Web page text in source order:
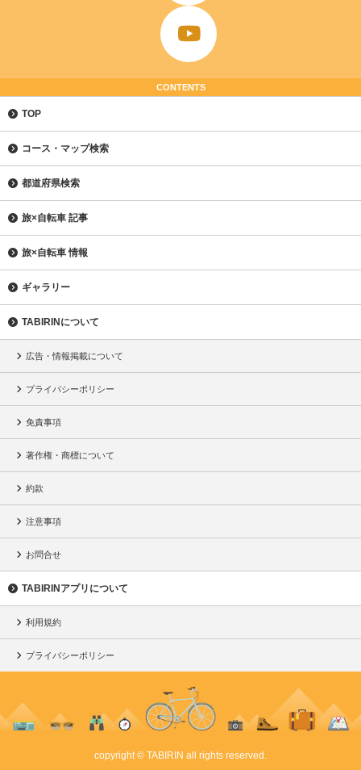
CONTENTS
TOP
コース・マップ検索
都道府県検索
旅×自転車 記事
旅×自転車 情報
ギャラリー
TABIRINについて
広告・情報掲載について
プライバシーポリシー
免責事項
著作権・商標について
約款
注意事項
お問合せ
TABIRINアプリについて
利用規約
プライバシーポリシー
copyright © TABIRIN all rights reserved.